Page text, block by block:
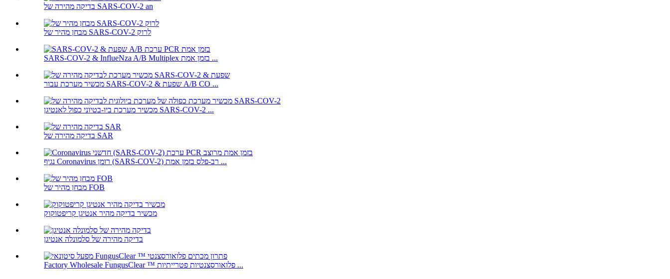
בדיקה מהירה של SARS-COV-2 an
מבחן מהיר של SARS-COV-2 לרוק
SARS-COV-2 & InflueNza A/B Multiplex בזמן אמת ...
מכשיר מערכת עבור SARS-COV-2 & שפעת A/B CO ...
מכשיר מערכת ביו-בטיוני כפול לאנטיגן SARS-COV-2 ...
בדיקה מהירה של SAR
נגיף Coronavirus רומן (SARS-COV-2) רב-פלס בזמן אמת ...
מבחן מהיר של FOB
מכשיר בדיקה מהיר אנטיגן קריפטוקוק
בדיקה מהירה של סלמונלה אנטיגן
Factory Wholesale FungusClear ™ פלואורסצנטיות פטרייתיות ...